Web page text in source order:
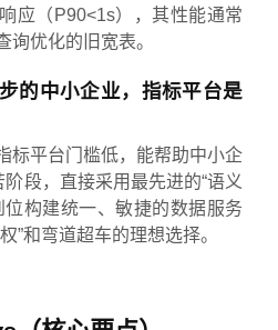
应（P90<1s），其性能通常
询优化的旧宽表。
的中小企业，指标平台是
标平台门槛低，能帮助中小企
阶段，直接采用最先进的“语义
构建统一、敏捷的数据服务
”和弯道超车的理想选择。